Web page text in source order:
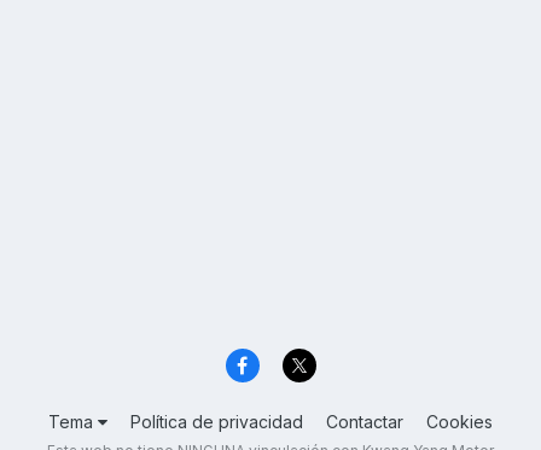
Tema Política de privacidad Contactar Cookies